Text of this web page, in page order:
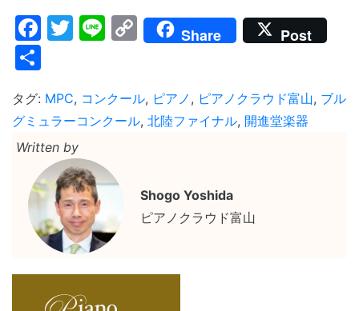
Facebook
Twitter
LineCopy
Link
Share Post
タグ: MPC, コンクール, ピアノ , ピアノクラウド富山, ブル
グミュラーコンクール, 北陸ファイナル, 開進堂楽器
Written by
Shogo Yoshida
ピアノクラウド富山